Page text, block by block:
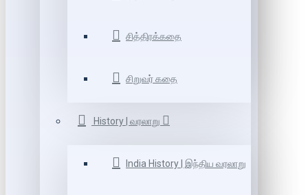
சித்திரக்கதை
சிறுவர் கதை
History | வரலாறு
India History | இந்திய வரலாறு